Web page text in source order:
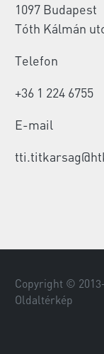
1097 Budapest
Tóth Kálmán
Telefon
+36 1 224 6755
E-mail
Copyright ©
Oldaltérkép